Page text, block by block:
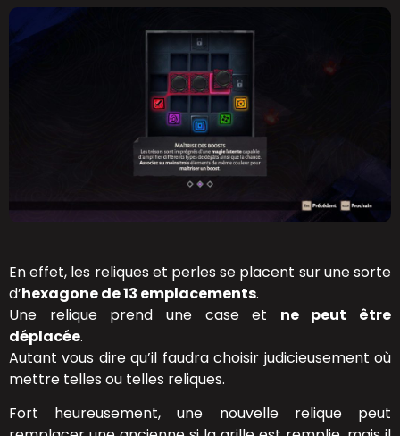
En effet, les reliques et perles se placent sur une sorte
d’hexagone de 13 emplacements.
Une relique prend une case et ne peut être
déplacée.
Autant vous dire qu’il faudra choisir judicieusement où
mettre telles ou telles reliques.
Fort heureusement, une nouvelle relique peut